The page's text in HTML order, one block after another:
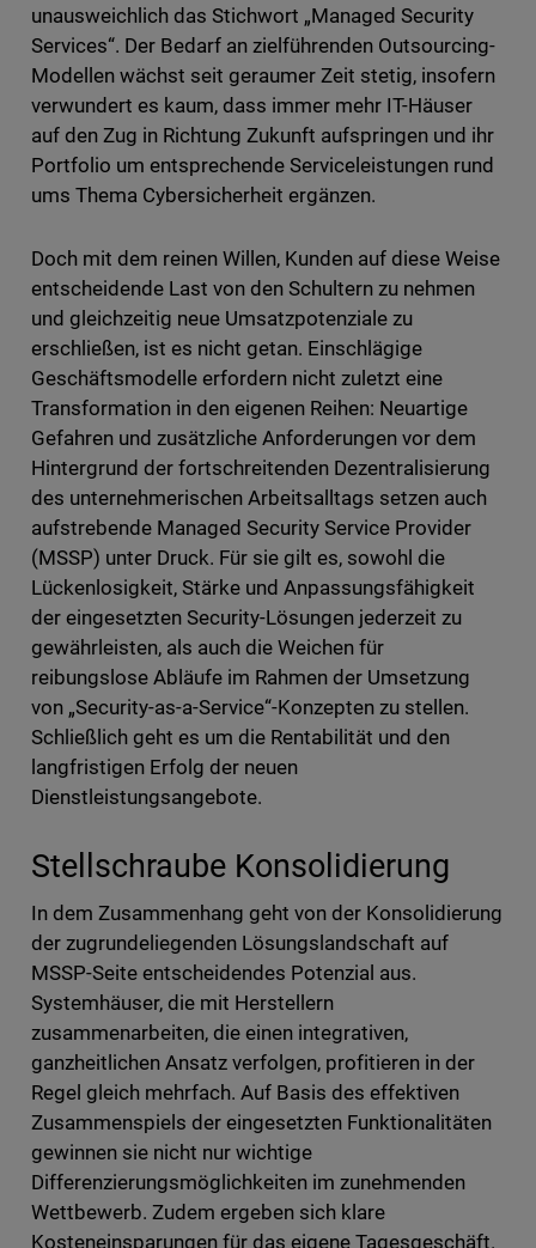
unausweichlich das Stichwort „Managed Security
Services“. Der Bedarf an zielführenden Outsourcing-
Modellen wächst seit geraumer Zeit stetig, insofern
verwundert es kaum, dass immer mehr IT-Häuser
auf den Zug in Richtung Zukunft aufspringen und ihr
Portfolio um entsprechende Serviceleistungen rund
ums Thema Cybersicherheit ergänzen.
Doch mit dem reinen Willen, Kunden auf diese Weise
entscheidende Last von den Schultern zu nehmen
und gleichzeitig neue Umsatzpotenziale zu
erschließen, ist es nicht getan. Einschlägige
Geschäftsmodelle erfordern nicht zuletzt eine
Transformation in den eigenen Reihen: Neuartige
Gefahren und zusätzliche Anforderungen vor dem
Hintergrund der fortschreitenden Dezentralisierung
des unternehmerischen Arbeitsalltags setzen auch
aufstrebende Managed Security Service Provider
(MSSP) unter Druck. Für sie gilt es, sowohl die
Lückenlosigkeit, Stärke und Anpassungsfähigkeit
der eingesetzten Security-Lösungen jederzeit zu
gewährleisten, als auch die Weichen für
reibungslose Abläufe im Rahmen der Umsetzung
von „Security-as-a-Service“-Konzepten zu stellen.
Schließlich geht es um die Rentabilität und den
langfristigen Erfolg der neuen
Dienstleistungsangebote.
Stellschraube Konsolidierung
In dem Zusammenhang geht von der Konsolidierung
der zugrundeliegenden Lösungslandschaft auf
MSSP-Seite entscheidendes Potenzial aus.
Systemhäuser, die mit Herstellern
zusammenarbeiten, die einen integrativen,
ganzheitlichen Ansatz verfolgen, profitieren in der
Regel gleich mehrfach. Auf Basis des effektiven
Zusammenspiels der eingesetzten Funktionalitäten
gewinnen sie nicht nur wichtige
Differenzierungsmöglichkeiten im zunehmenden
Wettbewerb. Zudem ergeben sich klare
Kosteneinsparungen für das eigene Tagesgeschäft.